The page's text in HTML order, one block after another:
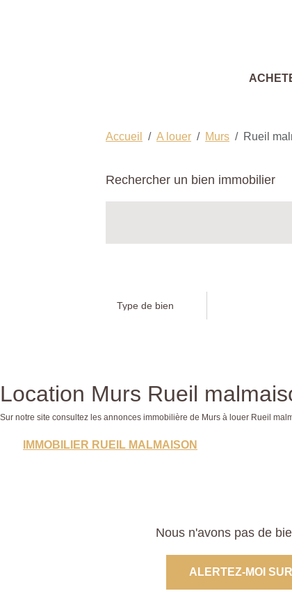
Accueil A louer Murs Rueil
Rechercher un bien immobilier
Location Murs Rueil
Sur notre site consultez les annonces immobilière de Murs à louer Rueil
IMMOBILIER RUEIL MALMAISON
Nous n'avons pas de
ALERTEZ-MOI